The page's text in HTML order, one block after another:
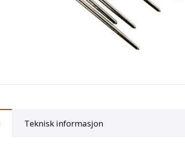
Teknisk informasjon